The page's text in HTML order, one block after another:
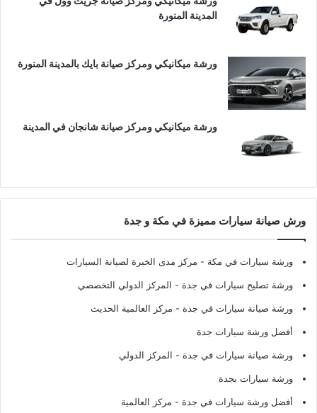
المدينة المنورة
ورشة ميكانيكي ومركز صيانة بايك بالمدينة المنورة
ورشة ميكانيكي ومركز صيانة شانجان في المدينة
ورش صيانة سيارات مميزة في مكة و جدة
ورشة سيارات في مكة - مركز مدى الخبرة لصيانة السيارات
ورشة تصليح سيارات في جدة - المركز الدولي التخصصي
ورشة صيانة سيارات في جدة - مركز العالمية الحديث
أفضل ورشة سيارات جدة
ورشة صيانة سيارات في جدة - المركز الدولي
ورشة سيارات بجدة
أفضل ورشة سيارات في جدة - مركز العالمية